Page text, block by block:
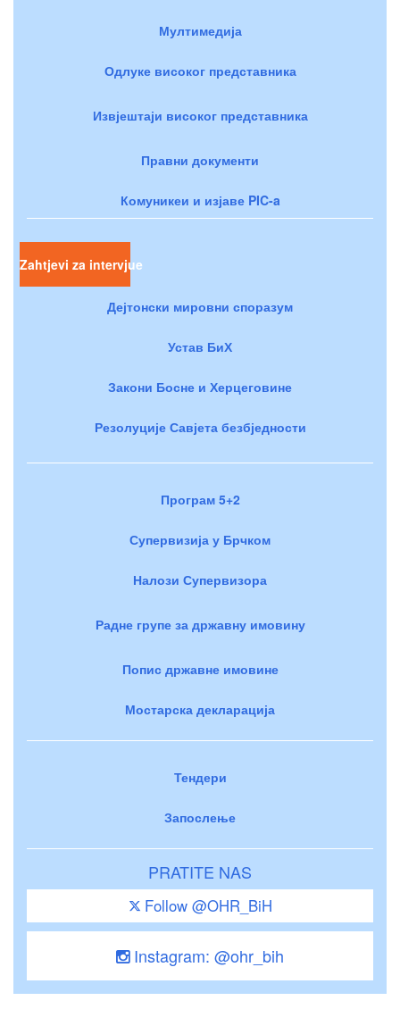
Мултимедија
Одлуке високог представника
Извјештаји високог представника
Правни документи
Комуникеи и изјаве PIC-a
Zahtjevi za intervjue
Дејтонски мировни споразум
Устав БиХ
Закони Босне и Херцеговине
Резолуције Савјета безбједности
Програм 5+2
Супервизија у Брчком
Налози Супервизора
Радне групе за државну имовину
Попис државне имовине
Мостарска декларација
Тендери
Запослење
PRATITE NAS
Follow @OHR_BiH
Instagram: @ohr_bih